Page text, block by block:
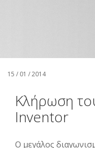
15 / 01 / 2014
Κλήρωση
Inventor
Ο μεγάλος